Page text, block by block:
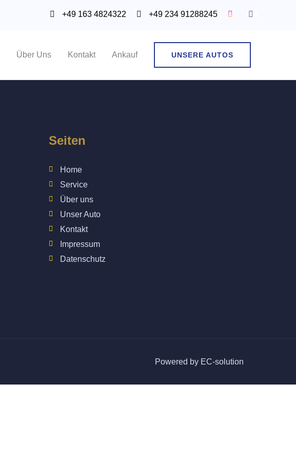
+49 163 4824322 +49 234 91288245
Über Uns Kontakt Ankauf UNSERE AUTOS
Seiten
Home
Service
Über uns
Unser Auto
Kontakt
Impressum
Datenschutz
Powered by EC-solution